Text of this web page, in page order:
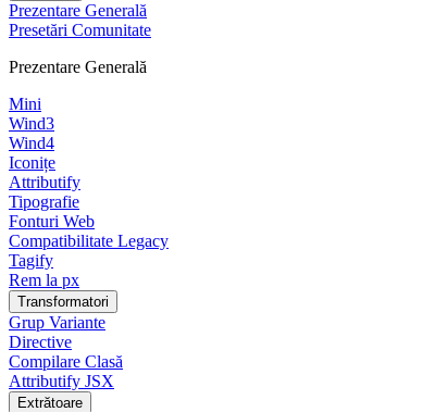
Prezentare Generală
Presetări Comunitate
Prezentare Generală
Mini
Wind3
Wind4
Iconițe
Attributify
Tipografie
Fonturi Web
Compatibilitate Legacy
Tagify
Rem la px
Transformatori
Grup Variante
Directive
Compilare Clasă
Attributify JSX
Extrătoare